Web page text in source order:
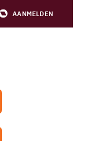
AANMELDEN